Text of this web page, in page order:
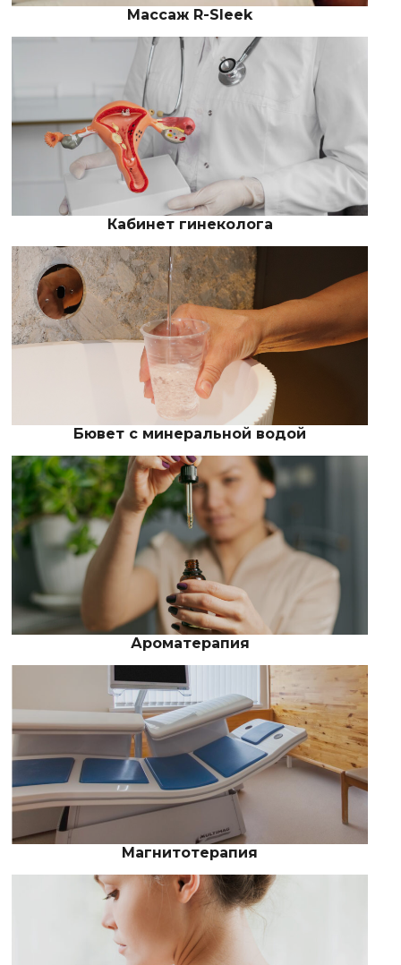
Массаж R-Sleek
Кабинет гинеколога
Бювет с минеральной водой
Ароматерапия
Магнитотерапия